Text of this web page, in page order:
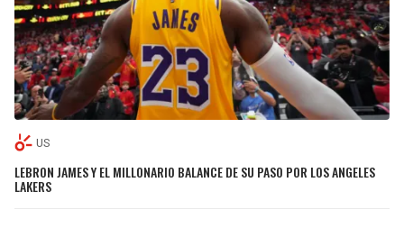
US
LEBRON JAMES Y EL MILLONARIO BALANCE DE SU PASO POR LOS ANGELES
LAKERS